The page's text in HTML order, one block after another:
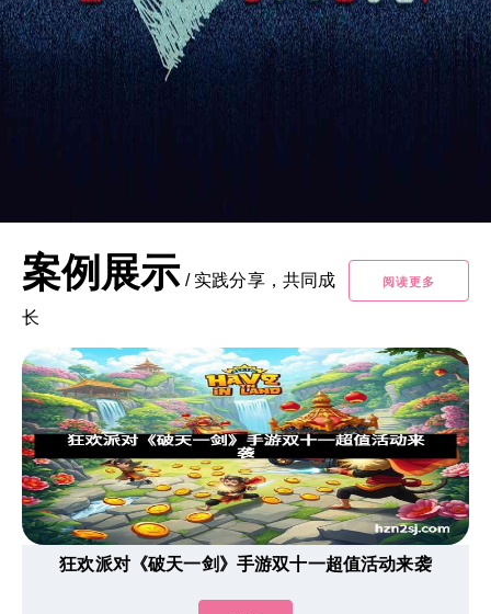
案例展示 / 实践分享，共同成
长
阅读更多
狂欢派对《破天一剑》手游双十一超值活动来袭